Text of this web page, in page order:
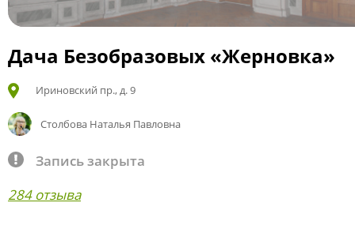
Дача Безобразовых «Жерновка»
Ириновский пр., д. 9
Столбова Наталья Павловна
Запись закрыта
284 отзыва